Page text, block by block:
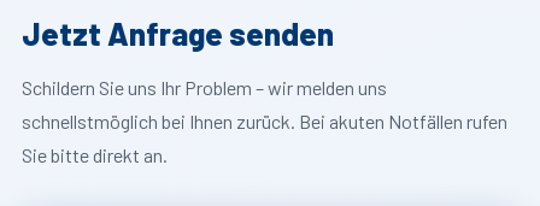
Jetzt Anfrage senden
Schildern Sie uns Ihr Problem – wir melden uns
schnellstmöglich bei Ihnen zurück. Bei akuten Notfällen rufen
Sie bitte direkt an.